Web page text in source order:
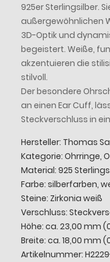
925er Sterlingsilber.
außergewöhnlichen
3D-Optik und
begeistert. Weiße,
akzentuieren die
stilvoll.
Der besondere
an einen Ear Cuff,
Steckverschluss in
Hersteller: Thomas
Kategorie: Ohrringe,
Material: 925
Farbe: silberfarben,
Steine: Zirkonia weiß
Verschluss:
Höhe: ca. 23,00 mm
Breite: ca. 18,00 mm
Artikelnummer: